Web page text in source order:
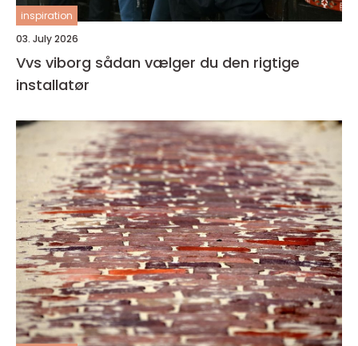
inspiration
03. July 2026
Vvs viborg sådan vælger du den rigtige
installatør